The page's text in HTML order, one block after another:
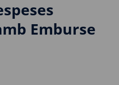
Emburse